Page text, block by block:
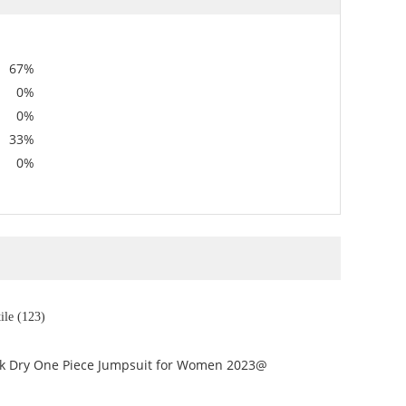
67%
0%
0%
33%
0%
(123)
One Piece Jumpsuit for Women 2023@